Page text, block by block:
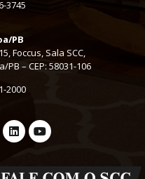
3745
PB
Foccus, Sala SCC,
– CEP: 58031-106
2000